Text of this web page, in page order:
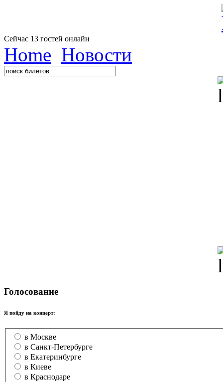
Сейчас 13 гостей онлайн
Home Новости
Голосование
Я пойду на концерт:
в Москве
в Санкт-Петербурге
в Екатеринбурге
в Киеве
в Краснодаре